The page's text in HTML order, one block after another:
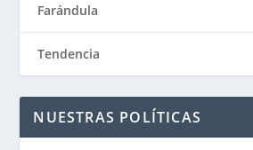
Farándula
Tendencia
NUESTRAS POLÍTICAS